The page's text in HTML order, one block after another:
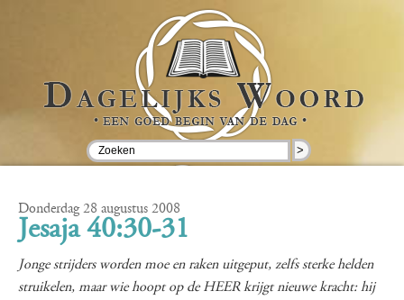
>
Donderdag 28 augustus 2008
Jesaja 40:30-31
Jonge strijders worden moe en raken uitgeput, zelfs sterke helden
struikelen, maar wie hoopt op de HEER krijgt nieuwe kracht: hij